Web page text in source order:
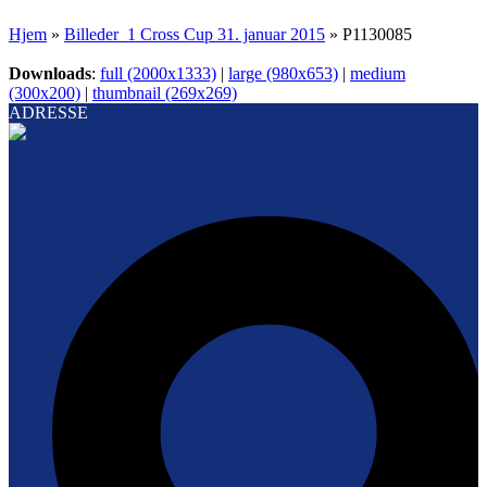
Hjem » Billeder_1 Cross Cup 31. januar 2015 » P1130085
Downloads: full (2000x1333) | large (980x653) | medium
(300x200) | thumbnail (269x269)
ADRESSE